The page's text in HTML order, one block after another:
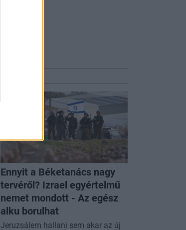
Ennyit a Béketanács nagy
tervéről? Izrael egyértelmű
nemet mondott - Az egész
alku borulhat
Jeruzsálem hallani sem akar az új